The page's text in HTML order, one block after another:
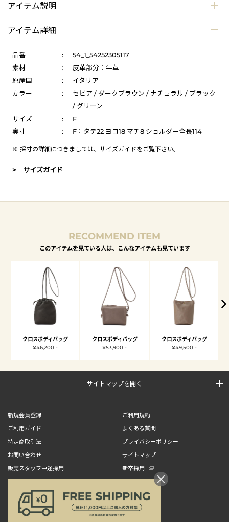
アイテム説明
アイテム詳細
品番 :
54_1_54252305117
素材
:
皮革部分：牛革
原産国
:
イタリア
カラー
:
セピア / ダークブラウン / ナチュラル / ブラック
/ グリーン
サイズ
:
F
実寸
: F：タテ22 ヨコ18 マチ8 ショルダー全長114
※ 採寸の詳細につきましては、 サイズガイドをご覧下さい。
> サイズガイド
RECOMMEND ITEM
このアイテムを見ている人は、こんなアイテムも見ています
クロスボディバッグ
¥46,200 -
クロスボディバッグ
¥53,900 -
クロスボディバッグ
¥49,500 -
サイトマップを開く
新規会員登録
ご利用規約
ご利用ガイド
よくある質問
特定商取引法
プライバシーポリシー
お問い合わせ
サイトマップ
販売スタッフ中途採用
新卒採用